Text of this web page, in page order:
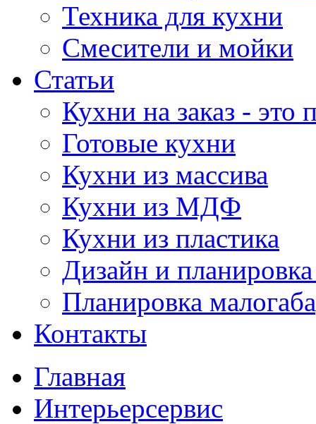
Техника для кухни
Смесители и мойки
Статьи
Кухни на заказ -
Готовые кухни
Кухни из массива
Кухни из МДФ
Кухни из пластика
Дизайн и
Планировка
Контакты
Главная
Интерьерсервис